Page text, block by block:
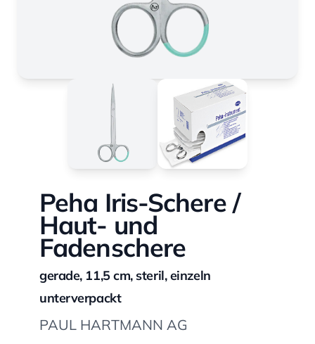
Peha Iris-Schere /
Haut- und
Fadenschere
gerade, 11,5 cm, steril, einzeln
unterverpackt
PAUL HARTMANN AG